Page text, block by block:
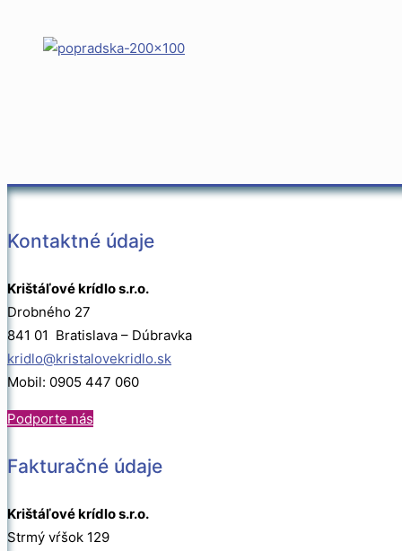
Kontaktné údaje
Krištáľové krídlo s.r.o.
Drobného 27
841 01 Bratislava – Dúbravka
kridlo@kristalovekridlo.sk
Mobil: 0905 447 060
Podporte nás
Fakturačné údaje
Krištáľové krídlo s.r.o.
Strmý vŕšok 129